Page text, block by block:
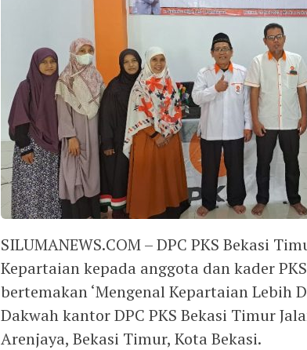
SILUMANEWS.COM – DPC PKS Bekasi
Kepartaian kepada anggota dan kader
bertemakan ‘Mengenal Kepartaian Lebih
Dakwah kantor DPC PKS Bekasi Timur
Arenjaya, Bekasi Timur, Kota Bekasi.